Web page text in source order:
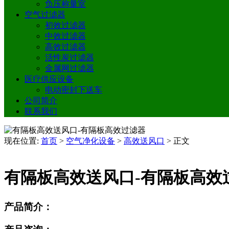
负压称量室
空气过滤器
初效过滤器
中效过滤器
高效过滤器
活性炭过滤器
金属网过滤器
医疗供应设备
电动密封下送车
公司简介
联系我们
现在位置: 首页 > 空气净化设备 > 高效送风口 > 正文
有隔板高效送风口-有隔板高效
产品简介：